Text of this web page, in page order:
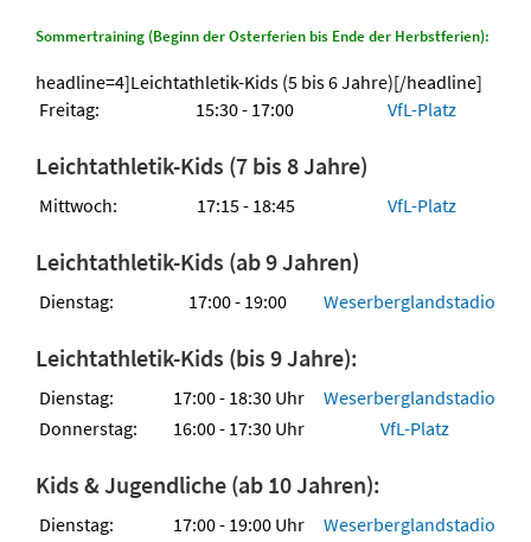
Sommertraining (Beginn der Osterferien bis Ende der Herbstferien):
headline=4]Leichtathletik-Kids (5 bis 6 Jahre)[/headline]
Freitag:
15:30 - 17:00 VfL-Platz
Leichtathletik-Kids (7 bis 8 Jahre)
Mittwoch: 17:15 - 18:45 VfL-Platz
Leichtathletik-Kids (ab 9 Jahren)
Dienstag: 17:00 - 19:00 Weserberglandstadion
Leichtathletik-Kids (bis 9 Jahre):
Dienstag: 17:00 - 18:30 Uhr
Weserberglandstadion
Donnerstag:
16:00 - 17:30 Uhr VfL-Platz
Kids & Jugendliche (ab 10 Jahren):
Dienstag: 17:00 - 19:00 Uhr
Weserberglandstadion